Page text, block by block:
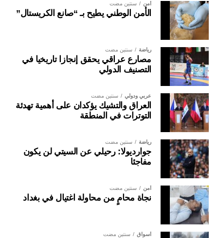
أمن سنتين مضت
الأمن الوطني يطيح بـ “صانع الكريستال”
رياضة سنتين مضت
مصارع عراقي يحقق إنجازا تاريخيا في
التصنيف الدولي
عربي ودولي سنتين مضت
العراق والتشيك يؤكدان على أهمية تهدئة
التوترات في المنطقة
رياضة سنتين مضت
جوارديولا: رحيلي عن السيتي لن يكون
مفاجئا
أمن سنتين مضت
نجاة محامٍ من محاولة اغتيال في بغداد
أسواق سنتين مضت